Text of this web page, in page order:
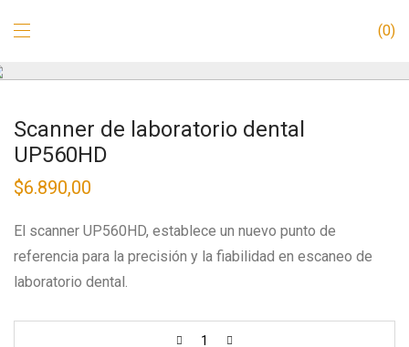
0
Scanner de laboratorio dental
UP560HD
$6.890,00
El scanner UP560HD, establece un nuevo punto de
referencia para la precisión y la fiabilidad en escaneo de
laboratorio dental.